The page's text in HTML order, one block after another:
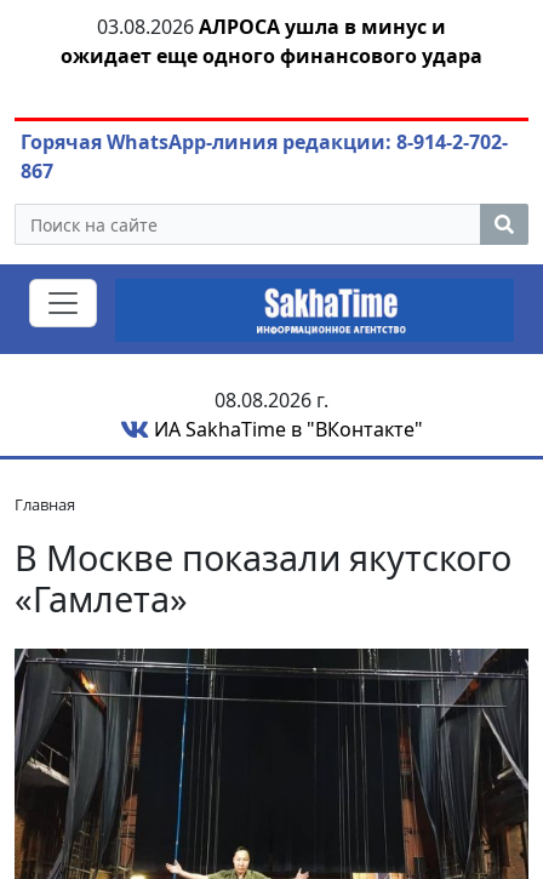
03.08.2026АЛРОСА ушла в минус и
ожидает еще одного финансового удара
Горячая WhatsApp-линия редакции: 8-914-2-702-
867
08.08.2026 г.
ИА SakhaTime в "ВКонтакте"
Главная
В Москве показали якутского
«Гамлета»